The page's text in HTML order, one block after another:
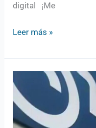
digital ¡Me
Leer más »
¡Nos
mudamos!